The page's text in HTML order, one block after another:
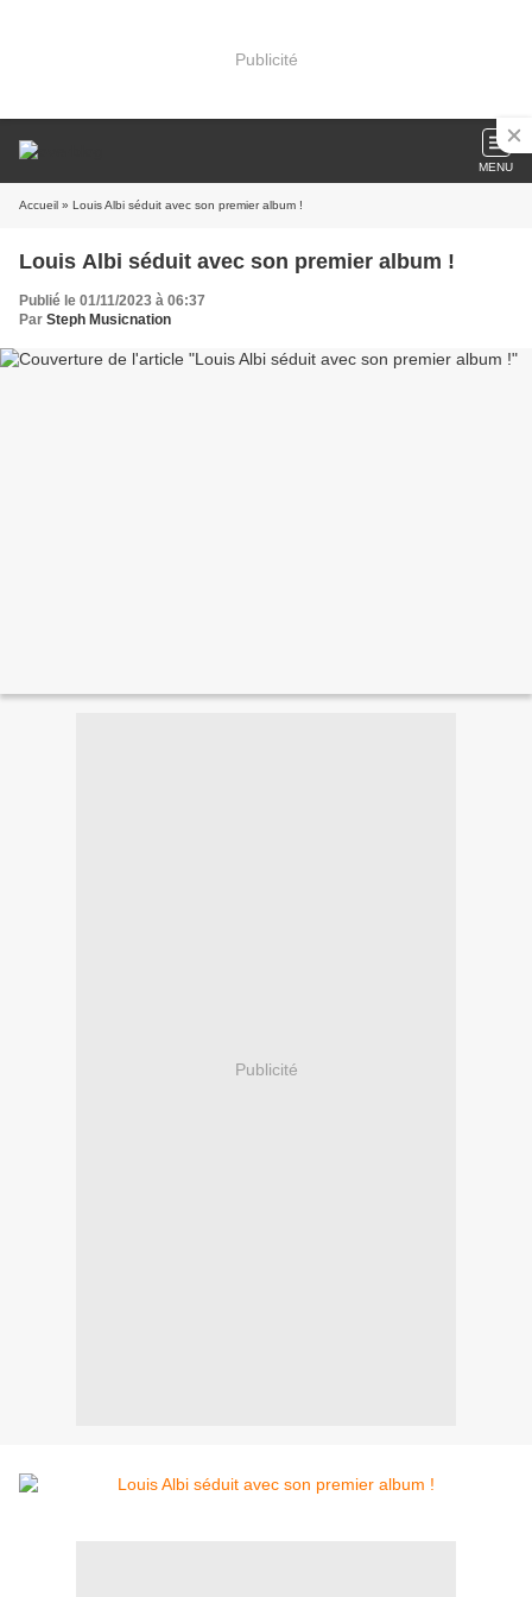
Publicité
MENU
Accueil » Louis Albi séduit avec son premier album !
Louis Albi séduit avec son premier album !
Publié le 01/11/2023 à 06:37
Par Steph Musicnation
Publicité